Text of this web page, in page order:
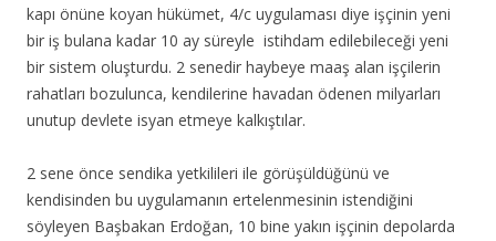
kapı önüne koyan hükümet, 4/c uygulaması diye işçinin yeni
bir iş bulana kadar 10 ay süreyle istihdam edilebileceği yeni
bir sistem oluşturdu. 2 senedir haybeye maaş alan işçilerin
rahatları bozulunca, kendilerine havadan ödenen milyarları
unutup devlete isyan etmeye kalkıştılar.
2 sene önce sendika yetkilileri ile görüşüldüğünü ve
kendisinden bu uygulamanın ertelenmesinin istendiğini
söyleyen Başbakan Erdoğan, 10 bine yakın işçinin depolarda